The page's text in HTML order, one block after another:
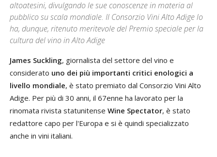
altoatesini, divulgando le sue conoscenze in materia al
pubblico su scala mondiale. Il Consorzio Vini Alto Adige lo
ha, dunque, ritenuto meritevole del Premio speciale per la
cultura del vino in Alto Adige
James Suckling, giornalista del settore del vino e
considerato uno dei più importanti critici enologici a
livello mondiale, è stato premiato dal Consorzio Vini Alto
Adige. Per più di 30 anni, il 67enne ha lavorato per la
rinomata rivista statunitense Wine Spectator, è stato
redattore capo per l'Europa e si è quindi specializzato
anche in vini italiani.